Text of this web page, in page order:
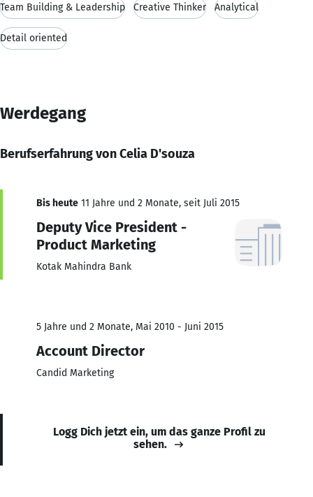
Team Building & Leadership Creative Thinker Analytical
Detail oriented
Werdegang
Berufserfahrung von Celia D'souza
Bis heute 11 Jahre und 2 Monate, seit Juli 2015
Deputy Vice President -
Product Marketing
Kotak Mahindra Bank
5 Jahre und 2 Monate, Mai 2010 - Juni 2015
Account Director
Candid Marketing
Logg Dich jetzt ein, um das ganze Profil zu
sehen.